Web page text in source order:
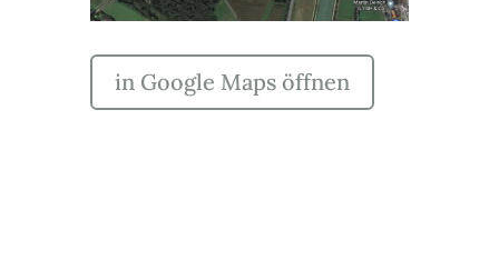
in Google Maps öffnen